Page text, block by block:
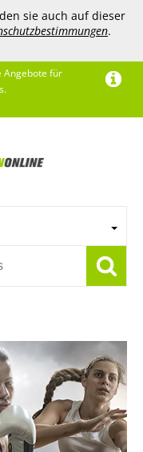
sie auch auf dieser
.
Angebote für